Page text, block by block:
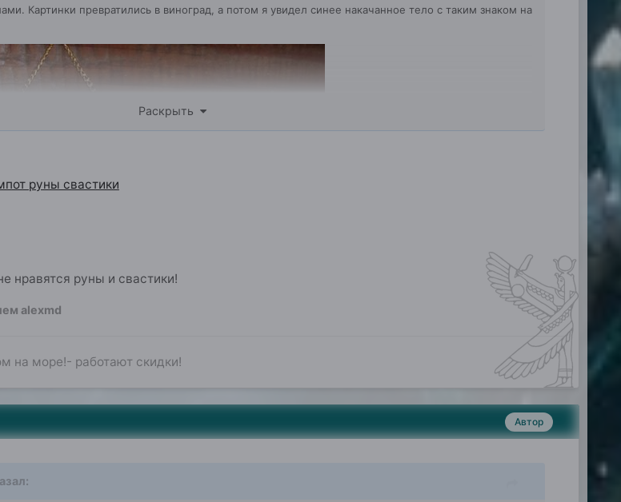
Картинки превратились в виноград, а потом я увидел синее накачанное тело с таким знаком на
Раскрыть
руны свастики
нравятся руны и свастики!
alexmd
на море!- работают скидки!
Автор